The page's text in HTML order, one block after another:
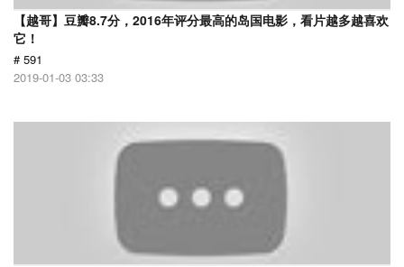
【越哥】豆瓣8.7分，2016年评分最高的岛国电影，看片越多越喜欢
它！
# 591
2019-01-03 03:33